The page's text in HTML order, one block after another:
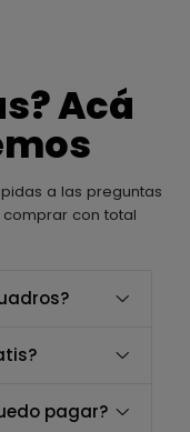
Acá
a las preguntas
con total
pagar?